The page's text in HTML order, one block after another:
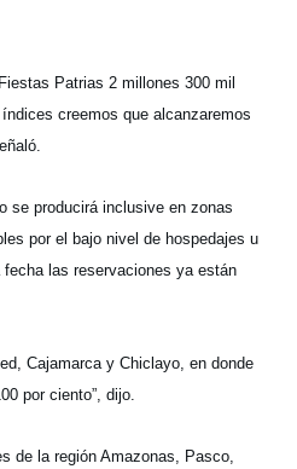
Patrias 2 millones 300 mil
creemos que alcanzaremos
se producirá inclusive en zonas
por el bajo nivel de hospedajes u
las reservaciones ya están
Cajamarca y Chiclayo, en donde
por ciento”, dijo.
de la región Amazonas, Pasco,